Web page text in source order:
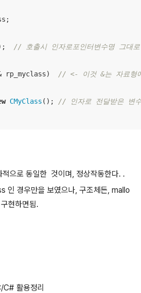
// 호출시 인자로포인터변수명 그대
rp_myclass)
// <- 이것 &는 자료형
CMyClass ();
// 인자로 전달받은 변
으로 동일한 것이며, 정상작동한다. .
인 경우만을 보였으나, 구조체든, mallo
현하면됨.
활용정리